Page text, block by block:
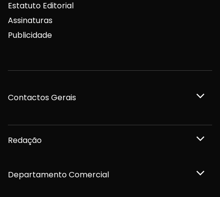
Estatuto Editorial
Assinaturas
Publicidade
Contactos Gerais
Redação
Departamento Comercial